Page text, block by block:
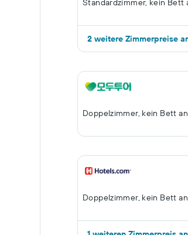
Standardzimmer, kein Bett
2 weitere Zimmerpreise
Doppelzimmer, kein Bett
Doppelzimmer, kein Bett